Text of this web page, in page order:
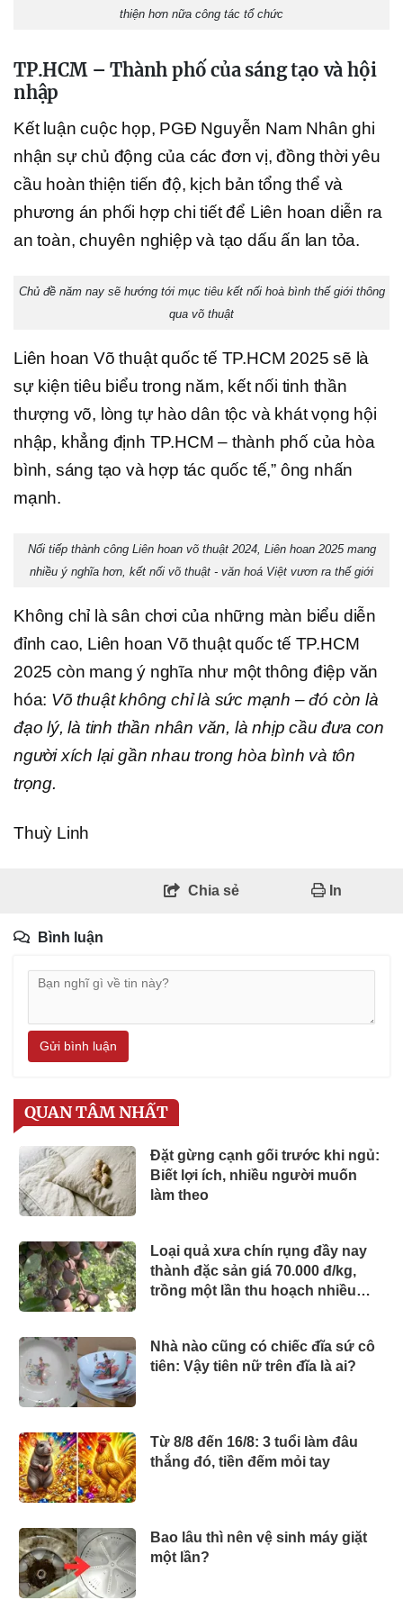
thiện hơn nữa công tác tổ chức
TP.HCM – Thành phố của sáng tạo và hội
nhập
Kết luận cuộc họp, PGĐ Nguyễn Nam Nhân ghi
nhận sự chủ động của các đơn vị, đồng thời yêu
cầu hoàn thiện tiến độ, kịch bản tổng thể và
phương án phối hợp chi tiết để Liên hoan diễn ra
an toàn, chuyên nghiệp và tạo dấu ấn lan tỏa.
Chủ đề năm nay sẽ hướng tới mục tiêu kết nối hoà bình thế giới thông
qua võ thuật
Liên hoan Võ thuật quốc tế TP.HCM 2025 sẽ là
sự kiện tiêu biểu trong năm, kết nối tinh thần
thượng võ, lòng tự hào dân tộc và khát vọng hội
nhập, khẳng định TP.HCM – thành phố của hòa
bình, sáng tạo và hợp tác quốc tế,” ông nhấn
mạnh.
Nối tiếp thành công Liên hoan võ thuật 2024, Liên hoan 2025 mang
nhiều ý nghĩa hơn, kết nối võ thuật - văn hoá Việt vươn ra thế giới
Không chỉ là sân chơi của những màn biểu diễn
đỉnh cao, Liên hoan Võ thuật quốc tế TP.HCM
2025 còn mang ý nghĩa như một thông điệp văn
hóa: Võ thuật không chỉ là sức mạnh – đó còn là
đạo lý, là tinh thần nhân văn, là nhịp cầu đưa con
người xích lại gần nhau trong hòa bình và tôn
trọng.
Thuỳ Linh
Chia sẻ In
Bình luận
Gửi bình luận
QUAN TÂM NHẤT
Đặt gừng cạnh gối trước khi ngủ:
Biết lợi ích, nhiều người muốn
làm theo
Loại quả xưa chín rụng đầy nay
thành đặc sản giá 70.000 đ/kg,
trồng một lần thu hoạch nhiều
Nhà nào cũng có chiếc đĩa sứ cô
tiên: Vậy tiên nữ trên đĩa là ai?
Từ 8/8 đến 16/8: 3 tuổi làm đâu
thắng đó, tiền đếm mỏi tay
Bao lâu thì nên vệ sinh máy giặt
một lần?